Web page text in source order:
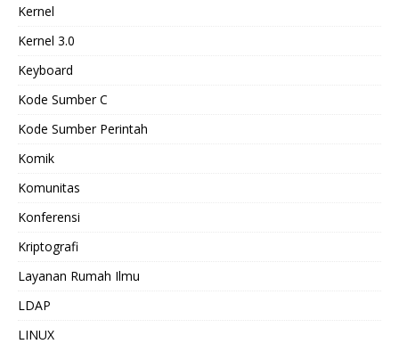
Kernel
Kernel 3.0
Keyboard
Kode Sumber C
Kode Sumber Perintah
Komik
Komunitas
Konferensi
Kriptografi
Layanan Rumah Ilmu
LDAP
LINUX